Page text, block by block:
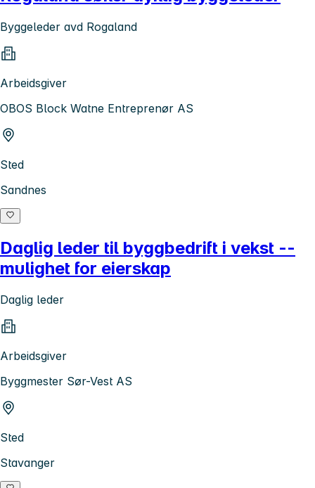
Byggeleder avd Rogaland
Arbeidsgiver
OBOS Block Watne Entreprenør AS
Sted
Sandnes
Daglig leder til byggbedrift i vekst --
mulighet for eierskap
Daglig leder
Arbeidsgiver
Byggmester Sør-Vest AS
Sted
Stavanger